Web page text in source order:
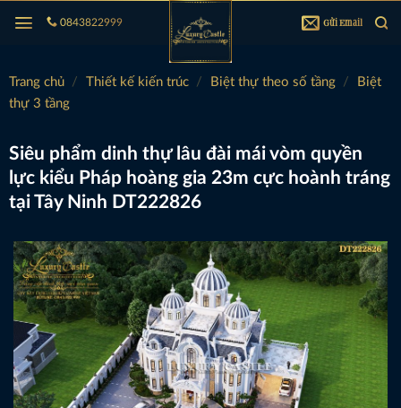
qua
dung
0843822999 Gửi Email
Trang chủ / Thiết kế kiến trúc / Biệt thự theo số tầng /
Biệt
thự 3 tầng
Siêu phẩm dinh thự lâu đài mái vòm quyền
lực kiểu Pháp hoàng gia 23m cực hoành tráng
tại Tây Ninh DT222826